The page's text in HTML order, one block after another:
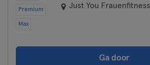
Premium
Max
Just You Frauenfitness
Ga door